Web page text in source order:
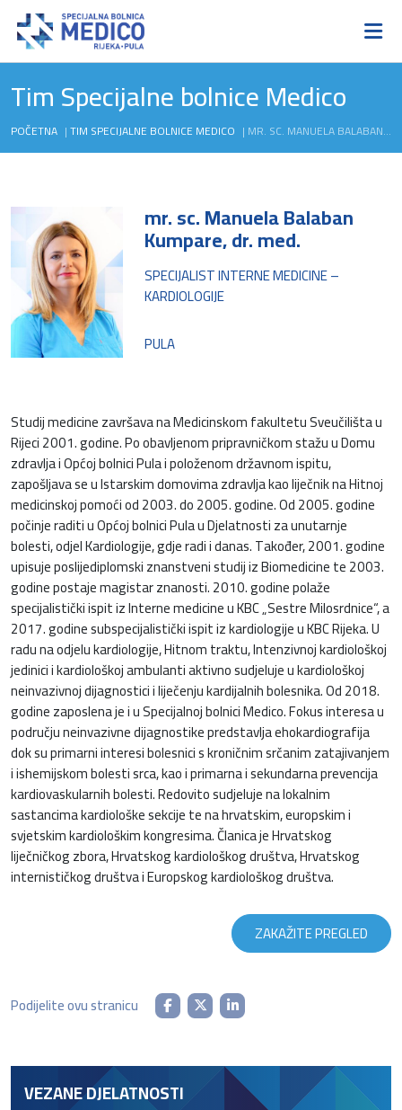
Tim Specijalne bolnice Medico
POČETNA |TIM SPECIJALNE BOLNICE MEDICO | MR. SC. MANUELA BALABAN KUMPARE, DR. MED.
mr. sc. Manuela Balaban
Kumpare, dr. med.
SPECIJALIST INTERNE MEDICINE –
KARDIOLOGIJE
PULA
Studij medicine završava na Medicinskom fakultetu Sveučilišta u
Rijeci 2001. godine. Po obavljenom pripravničkom stažu u Domu
zdravlja i Općoj bolnici Pula i položenom državnom ispitu,
zapošljava se u Istarskim domovima zdravlja kao liječnik na Hitnoj
medicinskoj pomoći od 2003. do 2005. godine. Od 2005. godine
počinje raditi u Općoj bolnici Pula u Djelatnosti za unutarnje
bolesti, odjel Kardiologije, gdje radi i danas. Također, 2001. godine
upisuje poslijediplomski znanstveni studij iz Biomedicine te 2003.
godine postaje magistar znanosti. 2010. godine polaže
specijalistički ispit iz Interne medicine u KBC „Sestre Milosrdnice“, a
2017. godine subspecijalistički ispit iz kardiologije u KBC Rijeka. U
radu na odjelu kardiologije, Hitnom traktu, Intenzivnoj kardiološkoj
jedinici i kardiološkoj ambulanti aktivno sudjeluje u kardiološkoj
neinvazivnoj dijagnostici i liječenju kardijalnih bolesnika. Od 2018.
godine zaposlena je i u Specijalnoj bolnici Medico. Fokus interesa u
području neinvazivne dijagnostike predstavlja ehokardiografija
dok su primarni interesi bolesnici s kroničnim srčanim zatajivanjem
i ishemijskom bolesti srca, kao i primarna i sekundarna prevencija
kardiovaskularnih bolesti. Redovito sudjeluje na lokalnim
sastancima kardiološke sekcije te na hrvatskim, europskim i
svjetskim kardiološkim kongresima. Članica je Hrvatskog
liječničkog zbora, Hrvatskog kardiološkog društva, Hrvatskog
internističkog društva i Europskog kardiološkog društva.
ZAKAŽITE PREGLED
Podijelite ovu stranicu
VEZANE DJELATNOSTI